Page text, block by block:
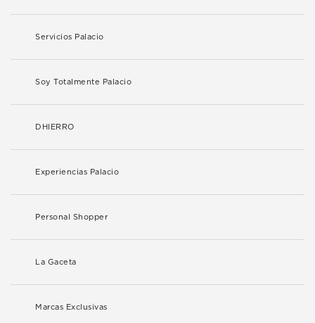
Servicios Palacio
Soy Totalmente Palacio
DHIERRO
Experiencias Palacio
Personal Shopper
La Gaceta
Marcas Exclusivas